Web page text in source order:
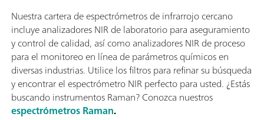
Nuestra cartera de espectrómetros de infrarrojo cercano
incluye analizadores NIR de laboratorio para aseguramiento
y control de calidad, así como analizadores NIR de proceso
para el monitoreo en línea de parámetros químicos en
diversas industrias. Utilice los filtros para refinar su búsqueda
y encontrar el espectrómetro NIR perfecto para usted. ¿Estás
buscando instrumentos Raman? Conozca nuestros
espectrómetros Raman.